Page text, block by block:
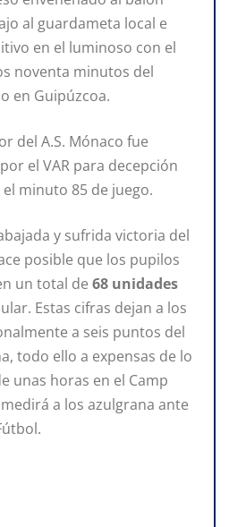
al guardameta local e
en el luminoso con el
noventa minutos del
en Guipúzcoa.
del A.S. Mónaco fue
el VAR para decepción
minuto 85 de juego.
y sufrida victoria del
posible que los pupilos
un total de 68 unidades
Estas cifras dejan a los
a seis puntos del
todo ello a expensas de lo
unas horas en el Camp
a los azulgrana ante